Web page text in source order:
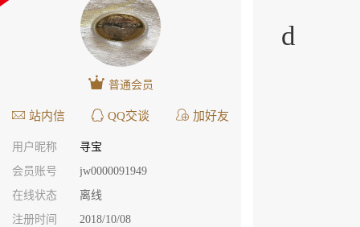
普通会员
站内信 QQ交谈 加好友
用户昵称
寻宝
会员账号
jw0000091949
在线状态
离线
注册时间
2018/10/08
d